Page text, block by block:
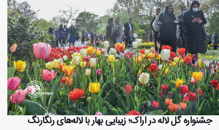
جشنواره گل لاله در اراک؛ زیبایی بهار با لاله‌های رنگارنگ